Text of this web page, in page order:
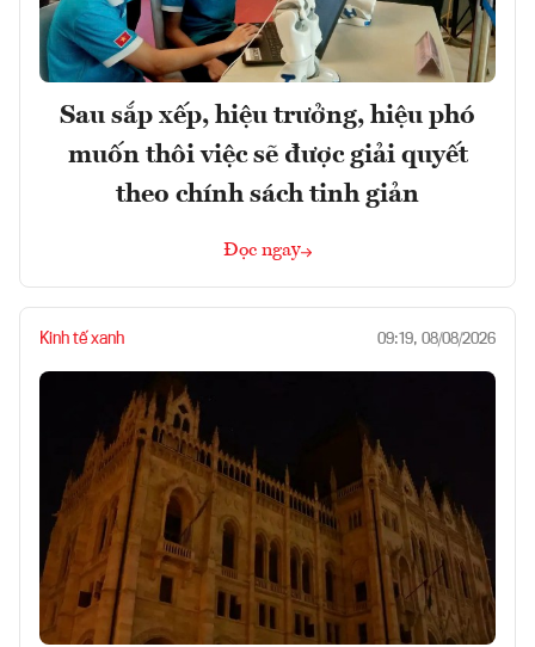
Sau sắp xếp, hiệu trưởng, hiệu phó
muốn thôi việc sẽ được giải quyết
theo chính sách tinh giản
Đọc ngay
Kinh tế xanh 09:19, 08/08/2026